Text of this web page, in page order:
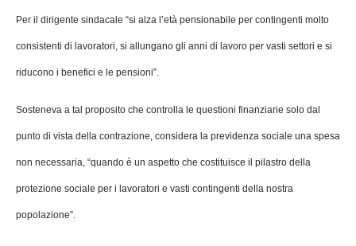
Per il dirigente sindacale “si alza l’età pensionabile per contingenti molto
consistenti di lavoratori, si allungano gli anni di lavoro per vasti settori e si
riducono i benefici e le pensioni”.
Sosteneva a tal proposito che controlla le questioni finanziarie solo dal
punto di vista della contrazione, considera la previdenza sociale una spesa
non necessaria, “quando è un aspetto che costituisce il pilastro della
protezione sociale per i lavoratori e vasti contingenti della nostra
popolazione”.